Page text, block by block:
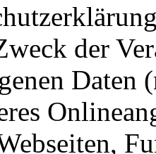
der
Daten